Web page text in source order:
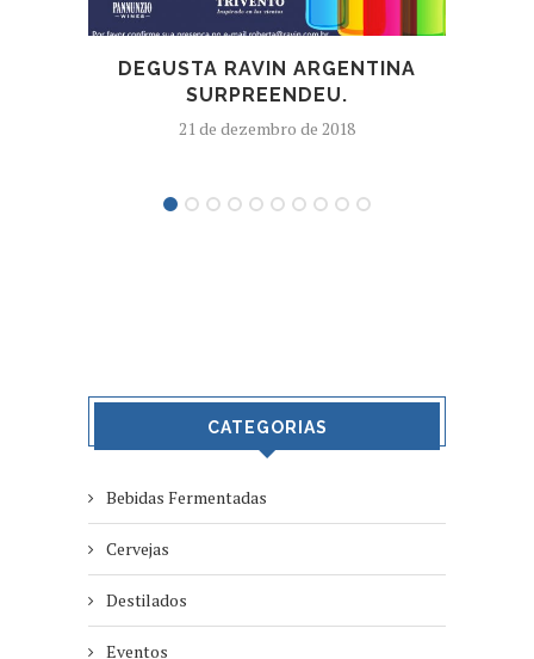
DEGUSTA RAVIN ARGENTINA
SURPREENDEU.
21 de dezembro de 2018
CATEGORIAS
Bebidas Fermentadas
Cervejas
Destilados
Eventos